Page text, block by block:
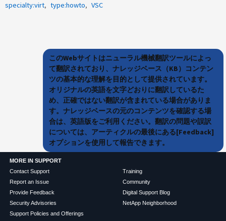
specialty:virt
type:howto VSC
このWebサイトはニューラル機械翻訳ツールによっ
て翻訳されており、ナレッジベース（KB）コンテン
ツの基本的な理解を目的として提供されています。
オリジナルの英語を文字どおりに翻訳しているた
め、正確ではない翻訳が含まれている場合がありま
す。ナレッジベースの元のコンテンツを確認する場
合は、英語版をご利用ください。翻訳の問題や誤訳
については、アーティクルの最後にある[Feedback]
オプションを使用して報告できます。
MORE IN SUPPORT
Contact Support
Report an Issue
Provide Feedback
Security Advisories
Support Policies and Offerings
Training
Community
Digital Support Blog
NetApp Neighborhood